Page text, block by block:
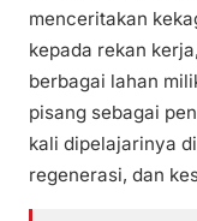
menceritakan
kepada rekan
berbagai lahan
pisang sebagai
kali dipelajarinya
regenerasi, dan